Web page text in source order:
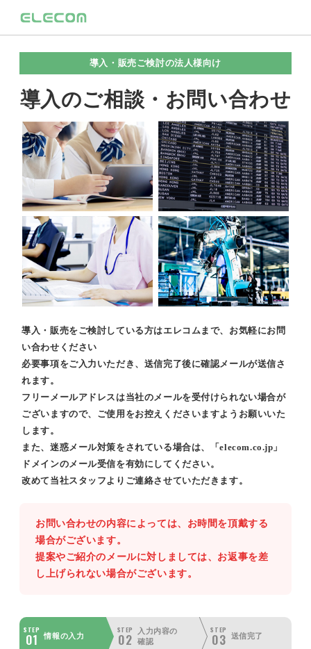
導入・販売ご検討の法人様向け
導入のご相談・お問い合わせ
導入・販売をご検討している方はエレコムまで、お気軽にお問
い合わせください
必要事項をご入力いただき、送信完了後に確認メールが送信さ
れます。
フリーメールアドレスは当社のメールを受付けられない場合が
ございますので、ご使用をお控えくださいますようお願いいた
します。
また、迷惑メール対策をされている場合は、「elecom.co.jp」
ドメインのメール受信を有効にしてください。
改めて当社スタッフよりご連絡させていただきます。
お問い合わせの内容によっては、お時間を頂戴する
場合がございます。
提案やご紹介のメールに対しましては、お返事を差
し上げられない場合がございます。
STEP
01 情報の入力
STEP
02
入力内容の
確認
STEP
03 送信完了